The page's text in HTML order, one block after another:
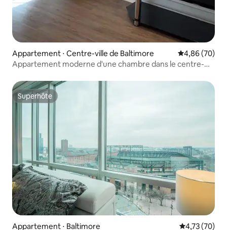
Appartement ⋅ Centre-ville de Baltimore Évaluation
4,86 (70)
Appartement moderne d'une chambre dans le centre-
Superhôte
Superhôte
Appartement ⋅ Baltimore Évaluation
4,73 (70)